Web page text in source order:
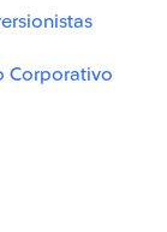
Corporativo